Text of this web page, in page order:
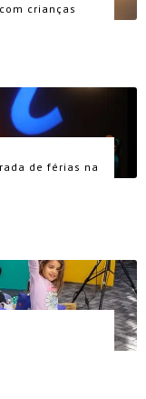
crianças
de férias na